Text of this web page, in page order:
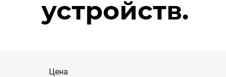
устройств.
Цена